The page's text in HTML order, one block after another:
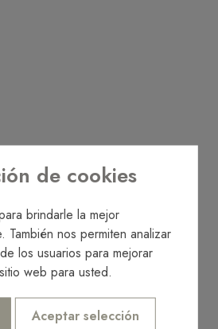
de cookies
brindarle la mejor
También nos permiten analizar
los usuarios para mejorar
web para usted.
Aceptar selección